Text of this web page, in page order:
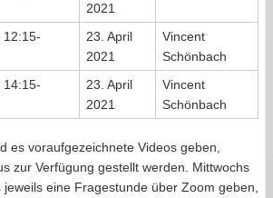
2021
12:15-
23. April
2021
Vincent
Schönbach
14:15-
23. April
2021
Vincent
Schönbach
es voraufgezeichnete Videos geben,
zur Verfügung gestellt werden. Mittwochs
eine Fragestunde über Zoom geben,